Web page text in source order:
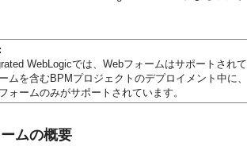
WebLogicでは、Webフォームはサポートされ
ムを含むBPMプロジェクトのデプロイメント中に
ォームのみがサポートされています。
ムの概要